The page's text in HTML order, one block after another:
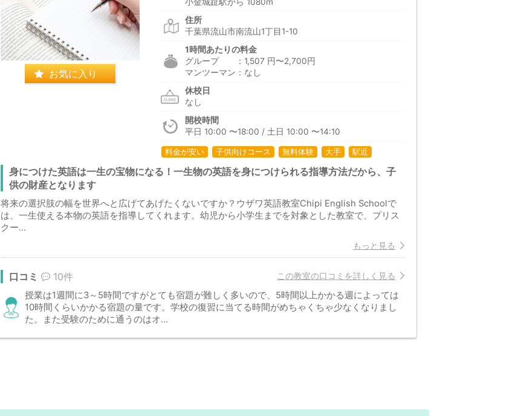
お気に入り
住所
千葉県流山市南流山1丁目1-10
1時間あたりの料金
グループ ：1,507 円〜2,700円
マンツーマン：なし
休校日
なし
開校時間
平日 10:00 〜18:00 / 土日 10:00 〜14:10
料金が安い 子供向けコース 無料体験 大手 駅近
身につけた英語は一生の宝物になる！一生物の英語を身につけられる指導方法だから、子
供の財産となります
将来の選択肢の幅を世界へと広げてあげたくないですか？ウザワ英語教室Chipi English Schoolで
は、一生使える本物の英語を指導してくれます。幼児から小学生までを対象とした教室で、プリス
クー...
もっと見る
この教室の口コミを詳しく見る
口コミ 10件
授業は1週間に3～5時間ですがとても宿題が難しく多いので、5時間以上かかる週によっては
10時間くらいかかる宿題の量です。学校の復習に当てる時間がめちゃくちゃ少なくなりまし
た。また受験のために通うのはオ...